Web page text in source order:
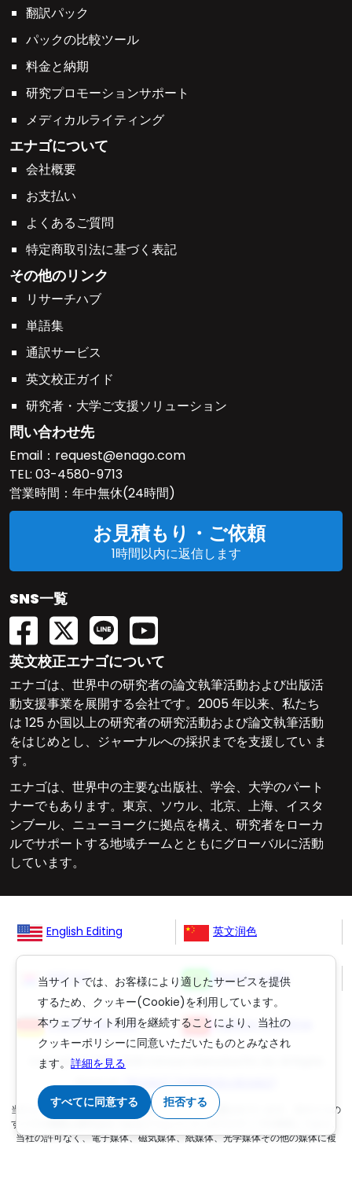
当サイトでは、お客様により適したサービスを提供
するため、クッキー(Cookie)を利用しています。
本ウェブサイト利用を継続することにより、当社の
クッキーポリシーに同意いただいたものとみなされ
ます。 詳細を見る
すべてに同意する 拒否する
翻訳パック
パックの比較ツール
料金と納期
研究プロモーションサポート
メディカルライティング
エナゴについて
会社概要
お支払い
よくあるご質問
特定商取引法に基づく表記
その他のリンク
リサーチハブ
単語集
通訳サービス
英文校正ガイド
研究者・大学ご支援ソリューション
問い合わせ先
Email： request@enago.com
TEL: 03-4580-9713
営業時間：年中無休(24時間)
お見積もり・ご依頼
1時間以内に返信します
SNS一覧
英文校正エナゴについて
エナゴは、世界中の研究者の論文執筆活動および出版活
動支援事業を展開する会社です。2005 年以来、私たち
は 125 か国以上の研究者の研究活動および論文執筆活動
をはじめとし、ジャーナルへの採択までを支援してい ま
す。
エナゴは、世界中の主要な出版社、学会、大学のパート
ナーでもあります。東京、ソウル、北京、上海、イスタ
ンブール、ニューヨークに拠点を構え、研究者をローカ
ルでサポートする地域チームとともにグローバルに活動
しています。
English Editing 英文润色
영문교정 Revisão Inglês
Englisch Lektorat ingilizce düzeltme
Copyright © 2006-2026
Reserved.(英文校正),(丸善雄松堂の英文校正)
当ウェブサイトのコンテンツは著作権法により保護されています。当サイトの
すべての権限は運営会社であるクリムゾンインタラクティブが保有しており、
当社の許可なく、電子媒体、磁気媒体、紙媒体、光学媒体その他の媒体に複